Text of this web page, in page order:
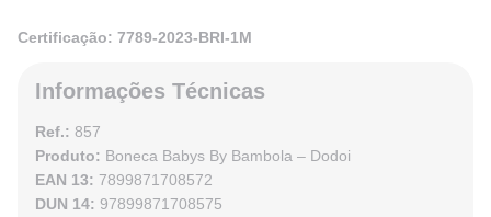
Certificação: 7789-2023-BRI-1M
Informações Técnicas
Ref.: 857
Produto: Boneca Babys By Bambola – Dodoi
EAN 13: 7899871708572
DUN 14: 97899871708575